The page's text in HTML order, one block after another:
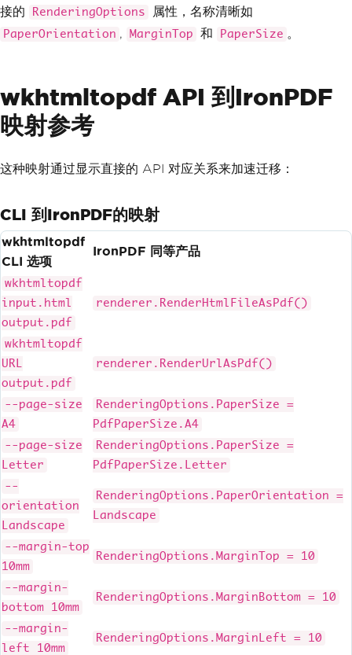
var pdf renderer .RenderHtmlF
ileAsPdf( "input.html"
        pdf
.SaveAs( "custom-output.pd
接的
RenderingOptions 属性，名称清晰如
PaperOrientation , MarginTop 和 PaperSize 。
wkhtmltopdf API 到IronPDF
映射参考
这种映射通过显示直接的 API 对应关系来加速迁移：
CLI 到IronPDF的映射
wkhtmltopdf
CLI 选项
IronPDF 同等产品
wkhtmltopdf
input.html
output.pdf
renderer.RenderHtmlFileAsPdf()
wkhtmltopdf
URL
output.pdf
renderer.RenderUrlAsPdf()
--page-size
A4
RenderingOptions.PaperSize =
PdfPaperSize.A4
--page-size
Letter
RenderingOptions.PaperSize =
PdfPaperSize.Letter
--
orientation
Landscape
RenderingOptions.PaperOrientation =
Landscape
--margin-top
10mm
RenderingOptions.MarginTop = 10
--margin-
bottom 10mm
RenderingOptions.MarginBottom = 10
--margin-
left 10mm
RenderingOptions.MarginLeft = 10